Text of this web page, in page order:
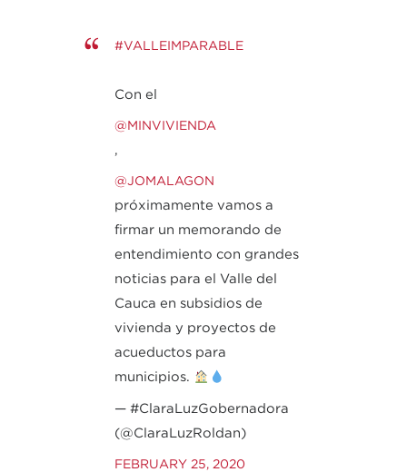
#VALLEIMPARABLE
Con el
@MINVIVIENDA
,
@JOMALAGON
próximamente vamos a
firmar un memorando de
entendimiento con grandes
noticias para el Valle del
Cauca en subsidios de
vivienda y proyectos de
acueductos para
municipios.
— #ClaraLuzGobernadora
(@ClaraLuzRoldan)
FEBRUARY 25, 2020